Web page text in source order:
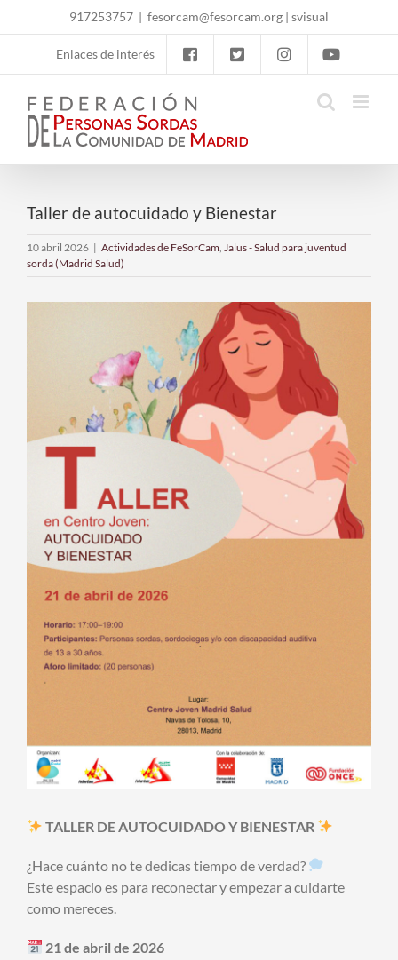
to
917253757 | fesorcam@fesorcam.org | svisual
Enlaces de interés
Taller de autocuidado y Bienestar
10 abril 2026 | Actividades de FeSorCam Jalus - Salud para juventud
sorda (Madrid Salud)
TALLER DE AUTOCUIDADO Y BIENESTAR
¿Hace cuánto no te dedicas tiempo de verdad?
Este espacio es para reconectar y empezar a cuidarte
como mereces.
21 de abril de 2026